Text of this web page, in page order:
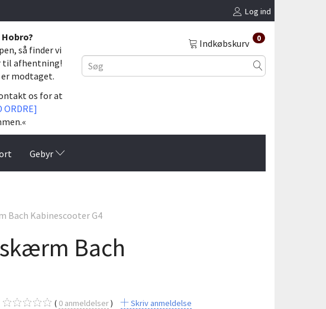
Log ind
så finder vi
til afhentning!
modtaget.
os for at
ORDRE]
Indkøbskurv 0
Gebyr
Bach Kabinescooter G4
Bach
0anmeldelser Skriv anmeldelse